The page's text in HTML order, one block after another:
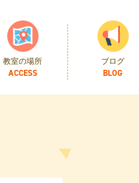
in
on line
教室の場所 ブログ